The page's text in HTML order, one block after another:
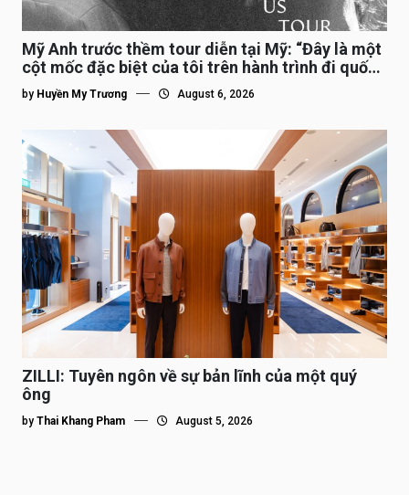
Mỹ Anh trước thềm tour diễn tại Mỹ: “Đây là một
cột mốc đặc biệt của tôi trên hành trình đi quốc
tế”
by Huyền My Trương August 6, 2026
ZILLI: Tuyên ngôn về sự bản lĩnh của một quý
ông
by Thai Khang Pham August 5, 2026